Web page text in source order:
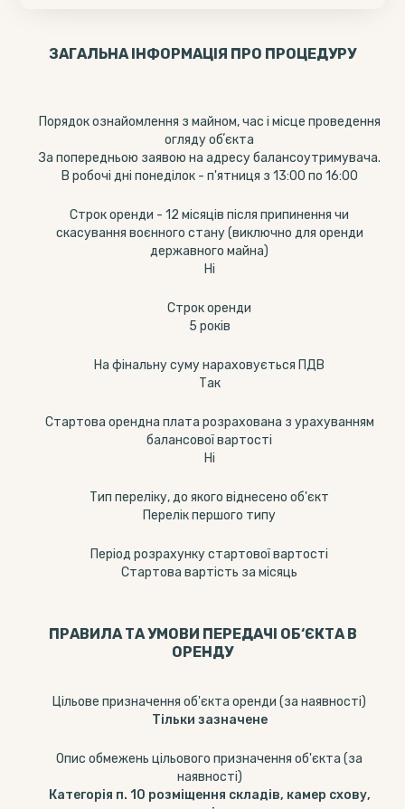
ЗАГАЛЬНА ІНФОРМАЦІЯ ПРО ПРОЦЕДУРУ
Порядок ознайомлення з майном, час і місце проведення
огляду обʼєкта
За попередньою заявою на адресу балансоутримувача.
В робочі дні понеділок - п'ятниця з 13:00 по 16:00
Строк оренди - 12 місяців після припинення чи
скасування воєнного стану (виключно для оренди
державного майна)
Ні
Строк оренди
5 років
На фінальну суму нараховується ПДВ
Так
Стартова орендна плата розрахована з урахуванням
балансової вартості
Ні
Тип переліку, до якого віднесено об'єкт
Перелік першого типу
Період розрахунку стартової вартості
Стартова вартість за місяць
ПРАВИЛА ТА УМОВИ ПЕРЕДАЧІ ОБ‘ЄКТА В
ОРЕНДУ
Цільове призначення об'єкта оренди (за наявності)
Тільки зазначене
Опис обмежень цільового призначення об'єкта (за
наявності)
Категорія п. 10 розміщення складів, камер схову,